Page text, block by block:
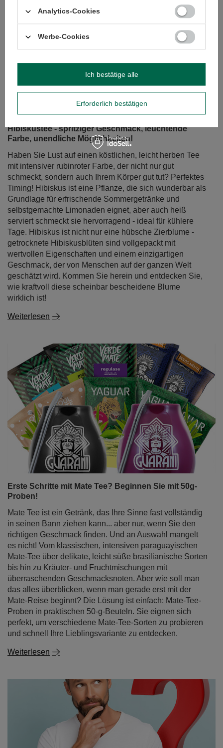
Hibiskustee - spritziger Geschmack, leuchtende
Farbe, unendliche Möglichkeiten!
Haben Sie Lust auf einen köstlichen, leicht herben Tee
mit intensiver rubinroter Farbe, der nicht nur gut
schmeckt, sondern auch Ihrem Körper gut tut? Perfektes
Timing! Hibiskus ist eine Pflanze, die sich wunderbar als
Grundlage für erfrischende Sommergetränke und
selbstgemachte Limonaden eignet, aber auch heiß
serviert schmeckt sie hervorragend - ideal für kühlere
Tage. Hibiskus ist nicht nur eine hübsche Zierblume -
getrocknete Hibiskusblüten sind vollgepackt mit
wertvollen Eigenschaften und einem einzigartigen
Geschmack, der von Menschen auf der ganzen Welt
geschätzt wird. Kommen Sie herein und entdecken Sie,
wie kraftvoll diese scheinbar bescheidene Blume
wirklich ist!
Weiterlesen
Erste Schritte mit Mate Tee? Beginnen Sie mit 50g-
Proben!
Mate Tee ist ein Getränk, das Ihre Sinne fast vollständig
in seinen Bann ziehen kann... aber nur, wenn Sie den
richtigen Geschmack finden. Und an Auswahl mangelt
es nicht! Vom klassischen, intensiven paraguayischen
Mate-Tee über delikate, leicht süße brasilianische Sorten
bis hin zu Kräuter- und Fruchtmischungen mit
überraschenden Geschmacksnoten. Aber wie soll man
das alles überblicken, wenn man gerade erst mit der
Mate-Reise beginnt? Die Lösung ist einfach: Mate-Tee-
Proben in praktischen 50-g-Beuteln. Sie eignen sich
perfekt, um verschiedene Mate-Tee-Sorten zu probieren
und schnell Ihre Lieblingsvariante zu entdecken.
Weiterlesen
Analytics-Cookies
Werbe-Cookies
Erforderlich bestätigen
Ich bestätige alle